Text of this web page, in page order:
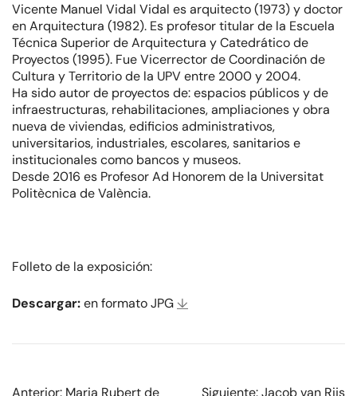
Vicente Manuel Vidal Vidal es arquitecto (1973) y doctor
en Arquitectura (1982). Es profesor titular de la Escuela
Técnica Superior de Arquitectura y Catedrático de
Proyectos (1995). Fue Vicerrector de Coordinación de
Cultura y Territorio de la UPV entre 2000 y 2004.
Ha sido autor de proyectos de: espacios públicos y de
infraestructuras, rehabilitaciones, ampliaciones y obra
nueva de viviendas, edificios administrativos,
universitarios, industriales, escolares, sanitarios e
institucionales como bancos y museos.
Desde 2016 es Profesor Ad Honorem de la Universitat
Politècnica de València.
Folleto de la exposición:
Descargar:en formato JPG ↓